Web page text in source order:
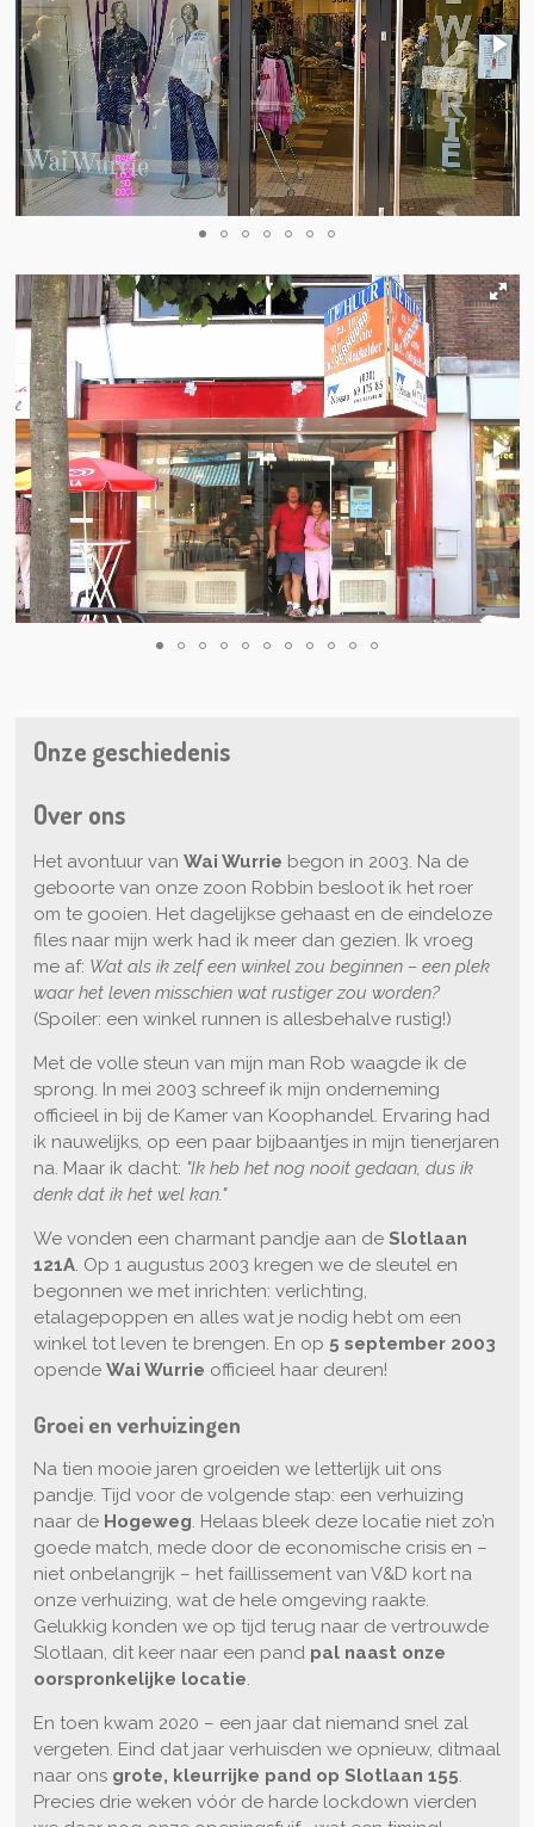
Onze geschiedenis
Over ons
Het avontuur van Wai Wurrie begon in 2003. Na de
geboorte van onze zoon Robbin besloot ik het roer
om te gooien. Het dagelijkse gehaast en de eindeloze
files naar mijn werk had ik meer dan gezien. Ik vroeg
me af: Wat als ik zelf een winkel zou beginnen – een plek
waar het leven misschien wat rustiger zou worden?
(Spoiler: een winkel runnen is allesbehalve rustig!)
Met de volle steun van mijn man Rob waagde ik de
sprong. In mei 2003 schreef ik mijn onderneming
officieel in bij de Kamer van Koophandel. Ervaring had
ik nauwelijks, op een paar bijbaantjes in mijn tienerjaren
na. Maar ik dacht: "Ik heb het nog nooit gedaan, dus ik
denk dat ik het wel kan."
We vonden een charmant pandje aan de Slotlaan
121A. Op 1 augustus 2003 kregen we de sleutel en
begonnen we met inrichten: verlichting,
etalagepoppen en alles wat je nodig hebt om een
winkel tot leven te brengen. En op 5 september 2003
opende Wai Wurrie officieel haar deuren!
Groei en verhuizingen
Na tien mooie jaren groeiden we letterlijk uit ons
pandje. Tijd voor de volgende stap: een verhuizing
naar de Hogeweg. Helaas bleek deze locatie niet zo’n
goede match, mede door de economische crisis en –
niet onbelangrijk – het faillissement van V&D kort na
onze verhuizing, wat de hele omgeving raakte.
Gelukkig konden we op tijd terug naar de vertrouwde
Slotlaan, dit keer naar een pand pal naast onze
oorspronkelijke locatie.
En toen kwam 2020 – een jaar dat niemand snel zal
vergeten. Eind dat jaar verhuisden we opnieuw, ditmaal
naar ons grote, kleurrijke pand op Slotlaan 155.
Precies drie weken vóór de harde lockdown vierden